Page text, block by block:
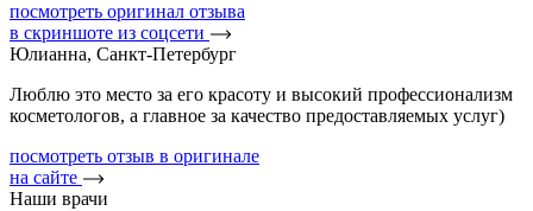
посмотреть оригинал отзыва
в скриншоте из соцсети
Юлианна, Санкт-Петербург
Люблю это место за его красоту и высокий профессионализм
косметологов, а главное за качество предоставляемых услуг)
посмотреть отзыв в оригинале
на сайте
Наши врачи